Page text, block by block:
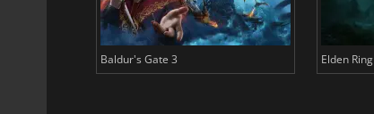
Baldur's Gate 3 Elden Ring